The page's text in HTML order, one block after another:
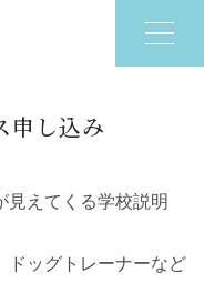
6つの特色
申し込み
見えてくる学校説明
ドッグトレーナーなど